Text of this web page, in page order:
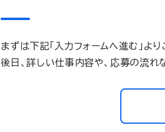
まずは下記「入力フォームへ進む」より
後日、詳しい仕事内容や、応募の流れ